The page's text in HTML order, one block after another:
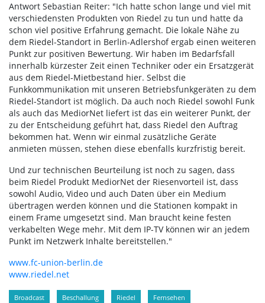
Antwort Sebastian Reiter: "Ich hatte schon lange und viel mit
verschiedensten Produkten von Riedel zu tun und hatte da
schon viel positive Erfahrung gemacht. Die lokale Nähe zu
dem Riedel-Standort in Berlin-Adlershof ergab einen weiteren
Punkt zur positiven Bewertung. Wir haben im Bedarfsfall
innerhalb kürzester Zeit einen Techniker oder ein Ersatzgerät
aus dem Riedel-Mietbestand hier. Selbst die
Funkkommunikation mit unseren Betriebsfunkgeräten zu dem
Riedel-Standort ist möglich. Da auch noch Riedel sowohl Funk
als auch das MediorNet liefert ist das ein weiterer Punkt, der
zu der Entscheidung geführt hat, dass Riedel den Auftrag
bekommen hat. Wenn wir einmal zusätzliche Geräte
anmieten müssen, stehen diese ebenfalls kurzfristig bereit.
Und zur technischen Beurteilung ist noch zu sagen, dass
beim Riedel Produkt MediorNet der Riesenvorteil ist, dass
sowohl Audio, Video und auch Daten über ein Medium
übertragen werden können und die Stationen kompakt in
einem Frame umgesetzt sind. Man braucht keine festen
verkabelten Wege mehr. Mit dem IP-TV können wir an jedem
Punkt im Netzwerk Inhalte bereitstellen."
www.fc-union-berlin.de
www.riedel.net
Broadcast Beschallung Riedel Fernsehen